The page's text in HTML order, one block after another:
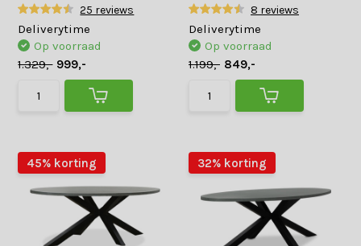
25 reviews
Deliverytime
Op voorraad
1.329,- 999,-
8 reviews
Deliverytime
Op voorraad
1.199,- 849,-
45% korting 32% korting